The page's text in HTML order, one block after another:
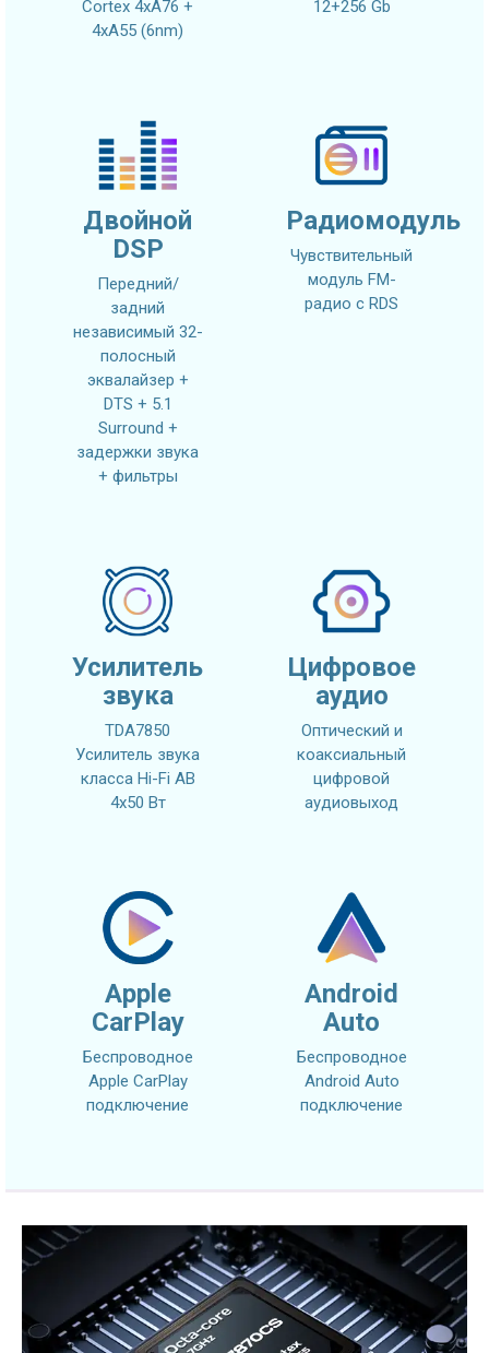
Cortex 4xA76 +
4xA55 (6nm)
12+256 Gb
Двойной
DSP
Передний/
задний
независимый 32-
полосный
эквалайзер +
DTS + 5.1
Surround +
задержки звука
+ фильтры
Радиомодуль
Чувствительный
модуль FM-
радио с RDS
Усилитель
звука
TDA7850
Усилитель звука
класса Hi-Fi AB
4x50 Вт
Цифровое
аудио
Оптический и
коаксиальный
цифровой
аудиовыход
Apple
CarPlay
Беспроводное
Apple CarPlay
подключение
Android
Auto
Беспроводное
Android Auto
подключение